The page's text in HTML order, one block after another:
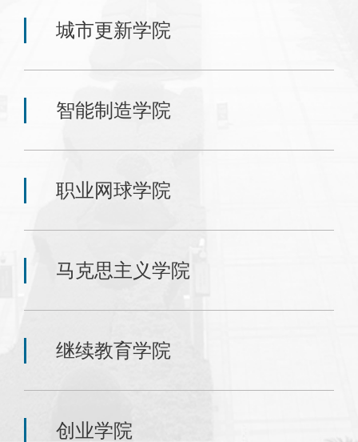
城市更新学院
智能制造学院
职业网球学院
马克思主义学院
继续教育学院
创业学院